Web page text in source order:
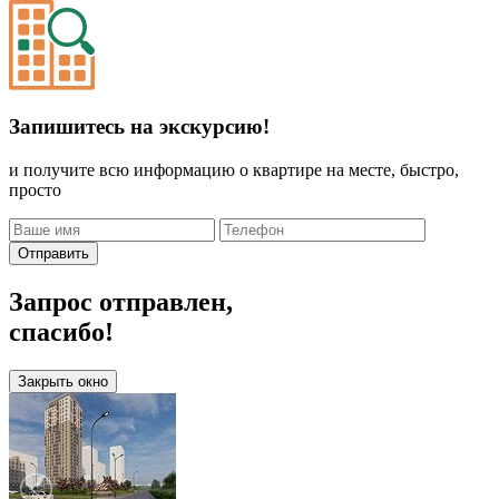
Запишитесь на экскурсию!
и получите всю информацию о квартире на месте, быстро,
просто
Отправить
Запрос отправлен,
спасибо!
Закрыть окно